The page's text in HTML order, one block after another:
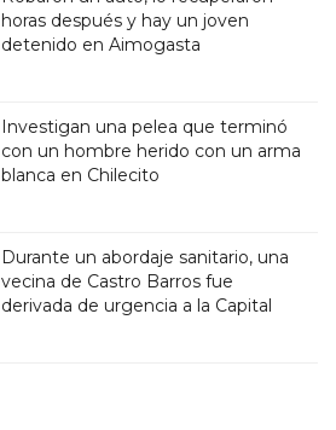
horas después y hay un joven
detenido en Aimogasta
Investigan una pelea que terminó
con un hombre herido con un arma
blanca en Chilecito
Durante un abordaje sanitario, una
vecina de Castro Barros fue
derivada de urgencia a la Capital